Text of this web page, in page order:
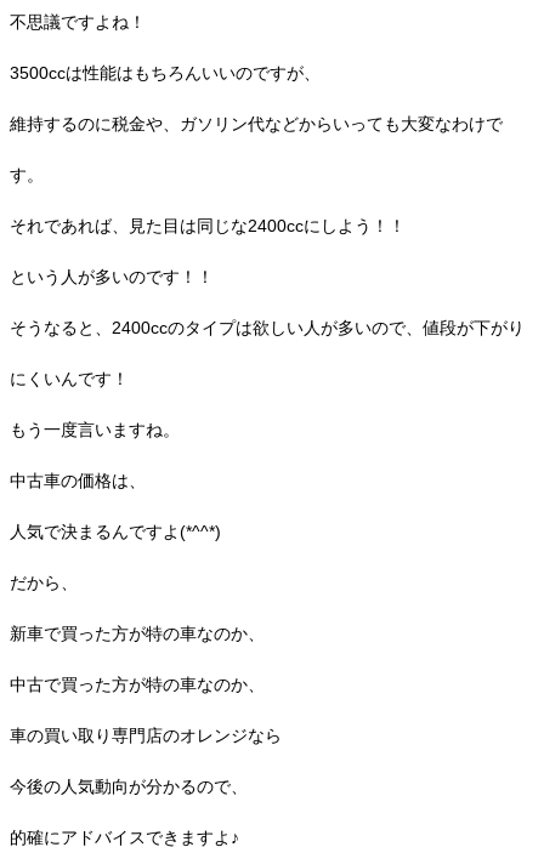
不思議ですよね！
3500ccは性能はもちろんいいのですが、
維持するのに税金や、ガソリン代などからいっても大変なわけで
す。
それであれば、見た目は同じな2400ccにしよう！！
という人が多いのです！！
そうなると、2400ccのタイプは欲しい人が多いので、値段が下がり
にくいんです！
もう一度言いますね。
中古車の価格は、
人気で決まるんですよ(*^^*)
だから、
新車で買った方が特の車なのか、
中古で買った方が特の車なのか、
車の買い取り専門店のオレンジなら
今後の人気動向が分かるので、
的確にアドバイスできますよ♪